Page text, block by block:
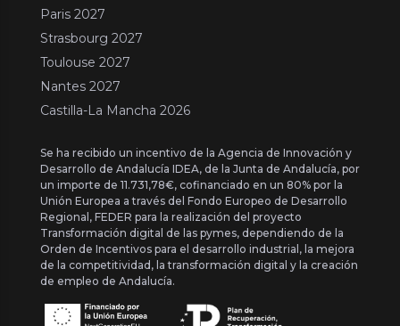
Paris 2027
Strasbourg 2027
Toulouse 2027
Nantes 2027
Castilla-La Mancha 2026
Se ha recibido un incentivo de la Agencia de Innovación y
Desarrollo de Andalucía IDEA, de la Junta de Andalucía, por
un importe de 11.731,78€, cofinanciado en un 80% por la
Unión Europea a través del Fondo Europeo de Desarrollo
Regional, FEDER para la realización del proyecto
Transformación digital de las pymes, dependiendo de la
Orden de Incentivos para el desarrollo industrial, la mejora
de la competitividad, la transformación digital y la creación
de empleo de Andalucía.